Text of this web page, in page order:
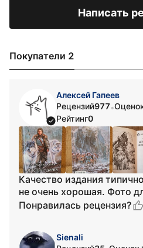
Написать
Покупатели 2
Алексей Гапеев
Рецензий977•
Рейтинг0
Качество издания
не очень хорошая. Фото
Понравилась рецензия?
Sienali